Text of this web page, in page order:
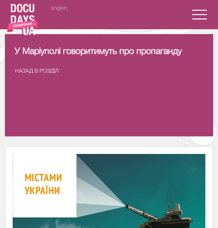
english
У Маріуполі говоритимуть про пропаганду
НАЗАД В РОЗДIЛ